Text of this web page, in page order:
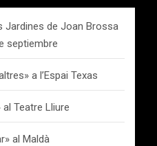
Jardines de Joan Brossa
septiembre
a l’Espai Texas
Teatre Lliure
al Maldà